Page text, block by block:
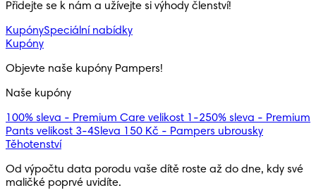
Přidejte se k nám a užívejte si výhody členství!
KupónySpeciální nabídky
Kupóny
Objevte naše kupóny Pampers!
Naše kupóny
100% sleva - Premium Care velikost 1-250% sleva - Premium
Pants velikost 3-4Sleva 150 Kč - Pampers ubrousky
Těhotenství
Od výpočtu data porodu vaše dítě roste až do dne, kdy své
maličké poprvé uvidíte.